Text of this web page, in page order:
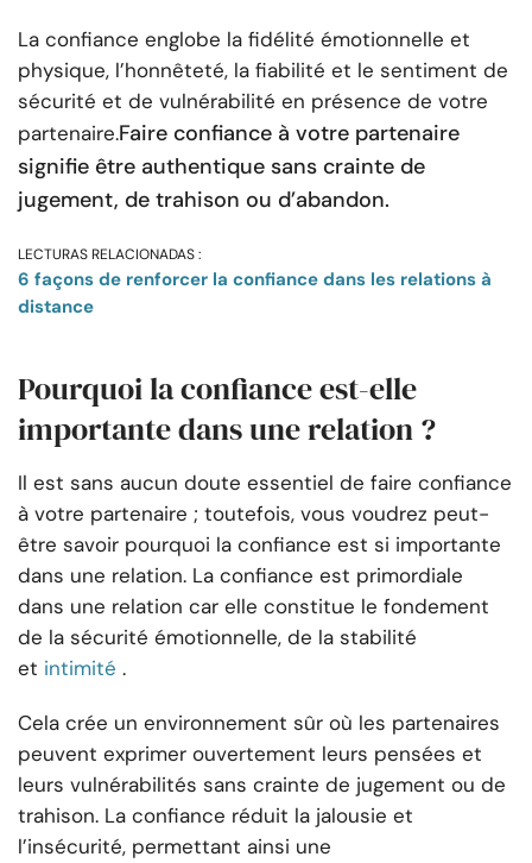
La confiance englobe la fidélité émotionnelle et
physique, l’honnêteté, la fiabilité et le sentiment de
sécurité et de vulnérabilité en présence de votre
partenaire.Faire confiance à votre partenaire
signifie être authentique sans crainte de
jugement, de trahison ou d’abandon.
LECTURAS RELACIONADAS :
6 façons de renforcer la confiance dans les relations à
distance
Pourquoi la confiance est-elle
importante dans une relation ?
Il est sans aucun doute essentiel de faire confiance
à votre partenaire ; toutefois, vous voudrez peut-
être savoir pourquoi la confiance est si importante
dans une relation. La confiance est primordiale
dans une relation car elle constitue le fondement
de la sécurité émotionnelle, de la stabilité
et intimité .
Cela crée un environnement sûr où les partenaires
peuvent exprimer ouvertement leurs pensées et
leurs vulnérabilités sans crainte de jugement ou de
trahison. La confiance réduit la jalousie et
l’insécurité, permettant ainsi une